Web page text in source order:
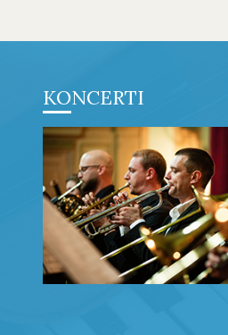
KONCERTI